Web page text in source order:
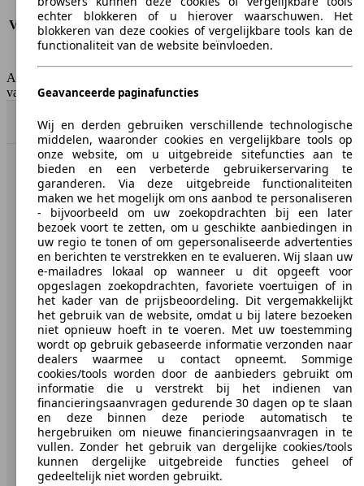
Verbruik (snelweg)
Verbruik (gemiddeld)* 5.5 l/100km
Emissieklasse
Euro 6b
AutoScout24 Belgium NV is niet aansprakelijk voor de juistheid
van de gegevens.
Naar boven
AutoScout24: de grootste online automarkt in Europa.
AutoScout24
Over AutoScout24
Pers
Disclaimer
Wettelijke rechten
Privacy
Media
Toegankelijkheidsverklaring
Service
Dealerrubriek
echter blokkeren of u hierover waarschuwen. Het
blokkeren van deze cookies of vergelijkbare tools kan de
functionaliteit van de website beïnvloeden.
Geavanceerde paginafuncties
Wij en derden gebruiken verschillende technologische
middelen, waaronder cookies en vergelijkbare tools op
onze website, om u uitgebreide sitefuncties aan te
bieden en een verbeterde gebruikerservaring te
garanderen. Via deze uitgebreide functionaliteiten
maken we het mogelijk om ons aanbod te personaliseren
- bijvoorbeeld om uw zoekopdrachten bij een later
bezoek voort te zetten, om u geschikte aanbiedingen in
uw regio te tonen of om gepersonaliseerde advertenties
en berichten te verstrekken en te evalueren. Wij slaan uw
e-mailadres lokaal op wanneer u dit opgeeft voor
opgeslagen zoekopdrachten, favoriete voertuigen of in
het kader van de prijsbeoordeling. Dit vergemakkelijkt
het gebruik van de website, omdat u bij latere bezoeken
niet opnieuw hoeft in te voeren. Met uw toestemming
wordt op gebruik gebaseerde informatie verzonden naar
dealers waarmee u contact opneemt. Sommige
cookies/tools worden door de aanbieders gebruikt om
informatie die u verstrekt bij het indienen van
financieringsaanvragen gedurende 30 dagen op te slaan
en deze binnen deze periode automatisch te
hergebruiken om nieuwe financieringsaanvragen in te
vullen. Zonder het gebruik van dergelijke cookies/tools
kunnen dergelijke uitgebreide functies geheel of
gedeeltelijk niet worden gebruikt.